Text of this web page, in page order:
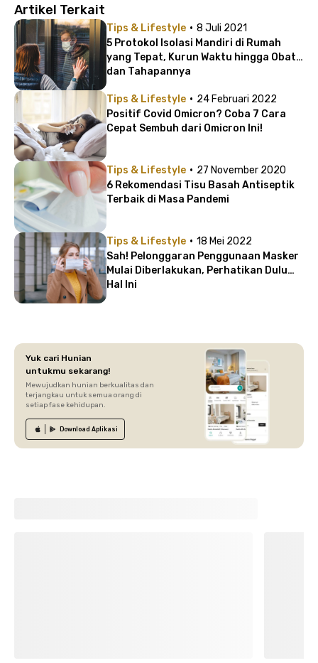
Artikel Terkait
Tips & Lifestyle · 8 Juli 2021
5 Protokol Isolasi Mandiri di Rumah
yang Tepat, Kurun Waktu hingga Obat
dan Tahapannya
Tips & Lifestyle · 24 Februari 2022
Positif Covid Omicron? Coba 7 Cara
Cepat Sembuh dari Omicron Ini!
Tips & Lifestyle · 27 November 2020
6 Rekomendasi Tisu Basah Antiseptik
Terbaik di Masa Pandemi
Tips & Lifestyle · 18 Mei 2022
Sah! Pelonggaran Penggunaan Masker
Mulai Diberlakukan, Perhatikan Dulu
Hal Ini
Yuk cari Hunian
untukmu sekarang!
Mewujudkan hunian berkualitas dan
terjangkau untuk semua orang di
setiap fase kehidupan.
Download Aplikasi